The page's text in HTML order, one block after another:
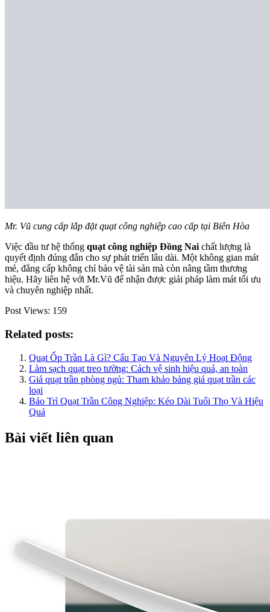
Mr. Vũ cung cấp lắp đặt quạt công nghiệp cao cấp tại Biên Hòa
Việc đầu tư hệ thống quạt công nghiệp Đồng Nai chất lượng là
quyết định đúng đắn cho sự phát triển lâu dài. Một không gian mát
mẻ, đẳng cấp không chỉ bảo vệ tài sản mà còn nâng tầm thương
hiệu. Hãy liên hệ với Mr.Vũ để nhận được giải pháp làm mát tối ưu
và chuyên nghiệp nhất.
Post Views: 159
Related posts:
Quạt Ốp Trần Là Gì? Cấu Tạo Và Nguyên Lý Hoạt Động
Làm sạch quạt treo tường: Cách vệ sinh hiệu quả, an toàn
Giá quạt trần phòng ngủ: Tham khảo bảng giá quạt trần các
loại
Bảo Trì Quạt Trần Công Nghiệp: Kéo Dài Tuổi Thọ Và Hiệu
Quả
Bài viết liên quan